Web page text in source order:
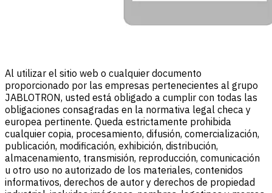
Al utilizar el sitio web o cualquier documento
proporcionado por las empresas pertenecientes al grupo
JABLOTRON, usted está obligado a cumplir con todas las
obligaciones consagradas en la normativa legal checa y
europea pertinente. Queda estrictamente prohibida
cualquier copia, procesamiento, difusión, comercialización,
publicación, modificación, exhibición, distribución,
almacenamiento, transmisión, reproducción, comunicación
u otro uso no autorizado de los materiales, contenidos
informativos, derechos de autor y derechos de propiedad